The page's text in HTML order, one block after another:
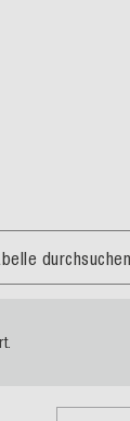
durchsuchen